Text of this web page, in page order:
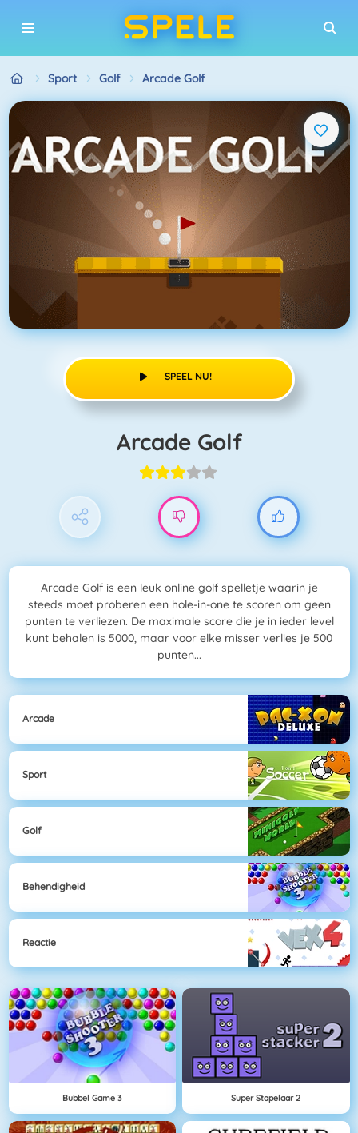
Sport Golf Arcade Golf
SPEEL NU!
Arcade Golf
Arcade Golf is een leuk online golf spelletje waarin je
steeds moet proberen een hole-in-one te scoren om geen
punten te verliezen. De maximale score die je in ieder level
kunt behalen is 5000, maar voor elke misser verlies je 500
punten...
Arcade
Sport
Golf
Behendigheid
Reactie
Bubbel Game 3 Super Stapelaar 2